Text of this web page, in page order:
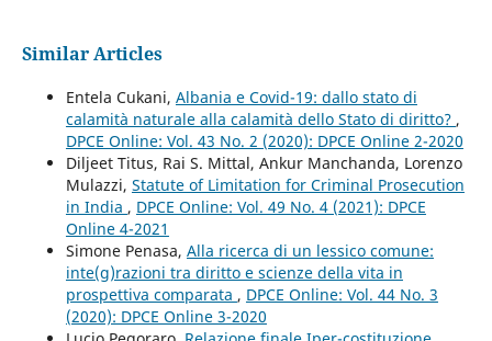
Similar Articles
Entela Cukani, Albania e Covid-19: dallo stato di
calamità naturale alla calamità dello Stato di diritto? ,
DPCE Online: Vol. 43 No. 2 (2020): DPCE Online 2-2020
Diljeet Titus, Rai S. Mittal, Ankur Manchanda, Lorenzo
Mulazzi, Statute of Limitation for Criminal Prosecution
in India , DPCE Online: Vol. 49 No. 4 (2021): DPCE
Online 4-2021
Simone Penasa, Alla ricerca di un lessico comune:
inte(g)razioni tra diritto e scienze della vita in
prospettiva comparata , DPCE Online: Vol. 44 No. 3
(2020): DPCE Online 3-2020